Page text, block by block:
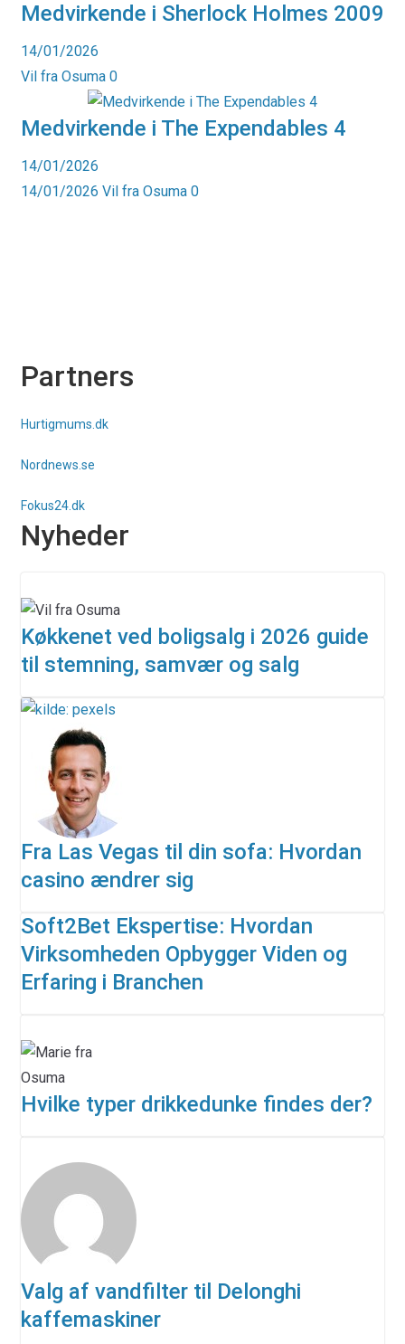
Medvirkende i Sherlock Holmes 2009
14/01/2026
Vil fra Osuma 0
Medvirkende i The Expendables 4
14/01/2026
14/01/2026 Vil fra Osuma 0
Partners
Hurtigmums.dk
Nordnews.se
Fokus24.dk
Nyheder
Køkkenet ved boligsalg i 2026 guide
til stemning, samvær og salg
Fra Las Vegas til din sofa: Hvordan
casino ændrer sig
Soft2Bet Ekspertise: Hvordan
Virksomheden Opbygger Viden og
Erfaring i Branchen
Hvilke typer drikkedunke findes der?
Valg af vandfilter til Delonghi
kaffemaskiner